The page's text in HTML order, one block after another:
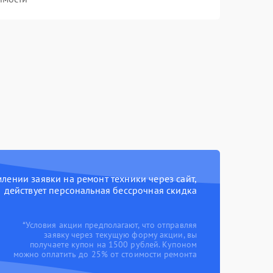
заявки на ремонт техники через сайт,
действует персональная бессрочная скидка
*Условия акции предполагают, что отправляя
заявку через текущую форму акции, вы
получаете купон на 1500 рублей. Купоном
можно оплатить до 25% от стоимости ремонта